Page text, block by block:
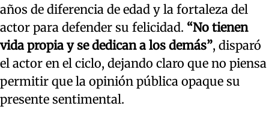
años de diferencia de edad y la fortaleza del
actor para defender su felicidad. “No tienen
vida propia y se dedican a los demás”, disparó
el actor en el ciclo, dejando claro que no piensa
permitir que la opinión pública opaque su
presente sentimental.